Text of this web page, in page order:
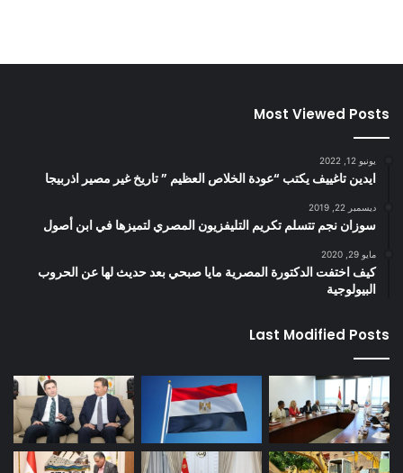
Most Viewed Posts
يونيو 12, 2022
ايدين تاغييف يكتب “عودة الخلاص العظيم ” تاريخ غير مصير اذربيجا
ديسمبر 22, 2019
سوزان نجم تتسلم تكريم التليفزيون المصري لتميزها في ابن أصول
مايو 29, 2020
كيف اختفت الدكتورة المصرية مايا صبحي بعد حديث لها عن الحروب
البيولوجية
Last Modified Posts